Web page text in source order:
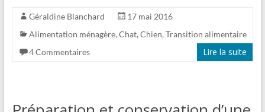
Géraldine Blanchard
17 mai 2016
Alimentation ménagère, Chat, Chien, Transition alimentaire
4 Commentaires
Lire la suite